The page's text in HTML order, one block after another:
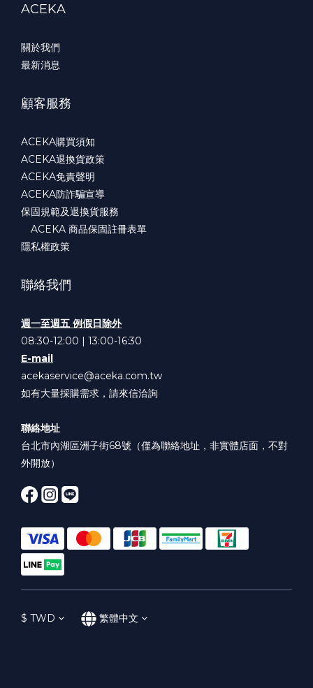
ACEKA
關於我們
最新消息
顧客服務
ACEKA購買須知
ACEKA退換貨政策
ACEKA免責聲明
ACEKA防詐騙宣導
保固規範及退換貨服務
ACEKA 商品保固註冊表單
隱私權政策
聯絡我們
週一至週五 例假日除外
08:30-12:00 | 13:00-16:30
E-mail
acekaservice@aceka.com.tw
如有大量採購需求，請來信洽詢
聯絡地址
台北市內湖區洲子街68號（僅為聯絡地址，非實體店面，不對
外開放）
$ TWD 繁體中文